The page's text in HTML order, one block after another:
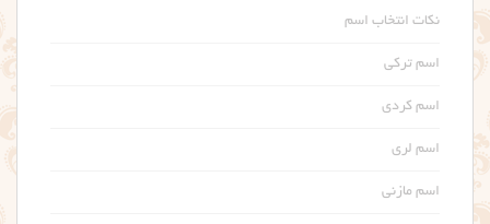
نکات انتخاب اسم
اسم ترکی
اسم کردی
اسم لری
اسم مازنی